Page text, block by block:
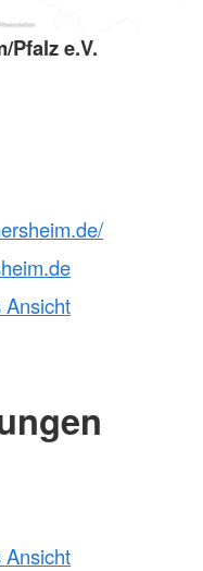
Pfalz e.V.
Ansicht
Ansicht